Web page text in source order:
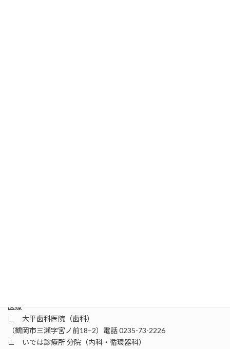
医療
∟ 大平歯科医院（歯科）
（鶴岡市三瀬字宮ノ前18−2）電話 0235-73-2226
∟ いでは診療所 分院（内科・循環器科）